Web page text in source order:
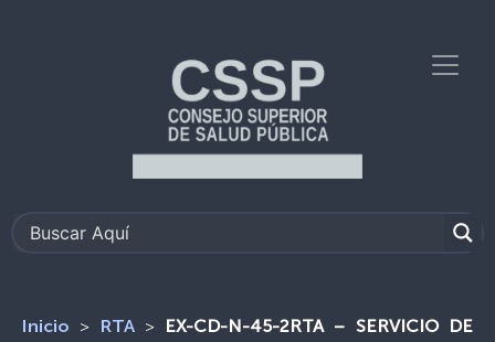
Inicio > RTA> EX-CD-N-45-2RTA – SERVICIO DE